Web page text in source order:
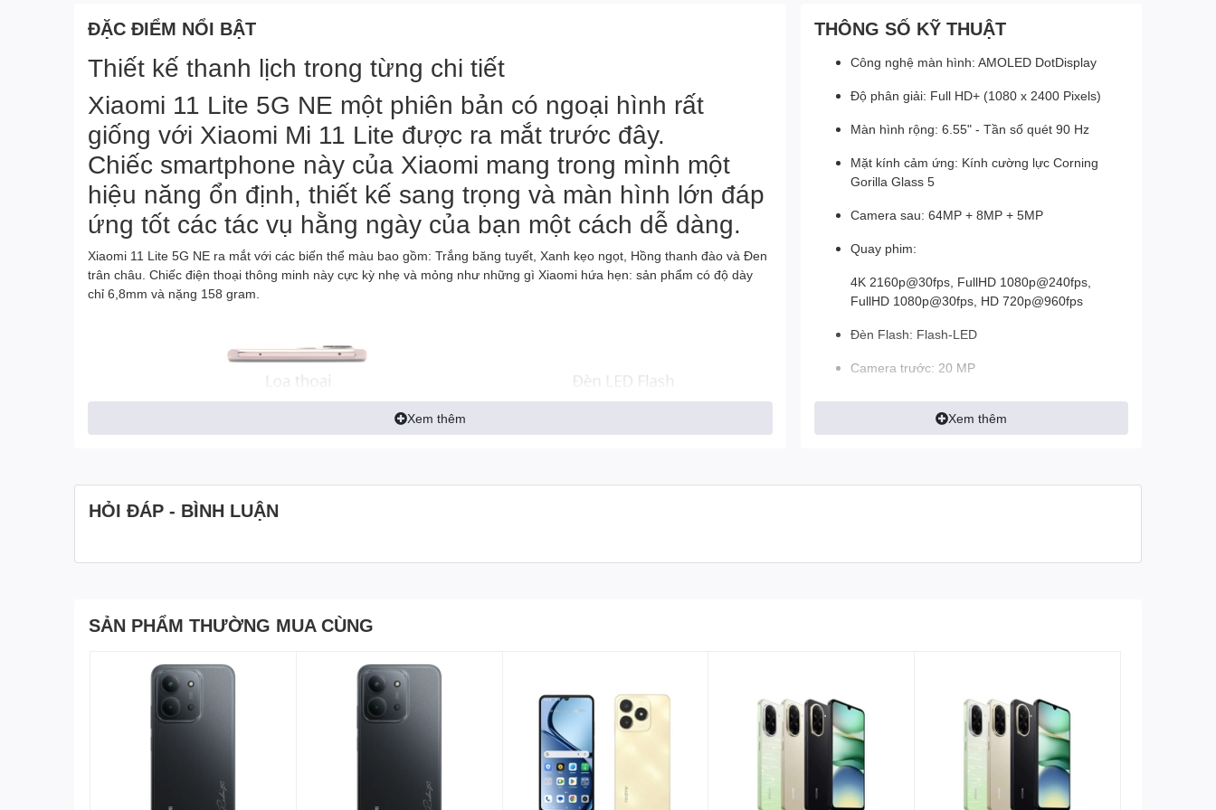
ĐẶC ĐIỂM NỔI BẬT
Thiết kế thanh lịch trong từng chi tiết
Xiaomi 11 Lite 5G NE một phiên bản có ngoại hình rất
giống với Xiaomi Mi 11 Lite được ra mắt trước đây.
Chiếc smartphone này của Xiaomi mang trong mình một
hiệu năng ổn định, thiết kế sang trọng và màn hình lớn đáp
ứng tốt các tác vụ hằng ngày của bạn một cách dễ dàng.
Xiaomi 11 Lite 5G NE ra mắt với các biến thể màu bao gồm: Trắng băng tuyết, Xanh kẹo ngọt, Hồng thanh đào và Đen
trân châu. Chiếc điện thoại thông minh này cực kỳ nhẹ và mỏng như những gì Xiaomi hứa hẹn: sản phẩm có độ dày
chỉ 6,8mm và nặng 158 gram.
Xem thêm
THÔNG SỐ KỸ THUẬT
Công nghệ màn hình: AMOLED DotDisplay
Độ phân giải: Full HD+ (1080 x 2400 Pixels)
Màn hình rộng: 6.55" - Tần số quét 90 Hz
Mặt kính cảm ứng: Kính cường lực Corning
Gorilla Glass 5
Camera sau: 64MP + 8MP + 5MP
Quay phim:
4K 2160p@30fps, FullHD 1080p@240fps,
FullHD 1080p@30fps, HD 720p@960fps
Đèn Flash: Flash-LED
Camera trước: 20 MP
Videocall: HDR, Quay video Full HD
Hệ điều hành: Android 11
Snapdragon 778G
Mạng di động: Hỗ trợ 5G
SIM: 2 Nano SIM
Wifi: Wifi 6 802.11 ax/b/g/n/ac/6e, dual-band,
Xem thêm
HỎI ĐÁP - BÌNH LUẬN
SẢN PHẨM THƯỜNG MUA CÙNG